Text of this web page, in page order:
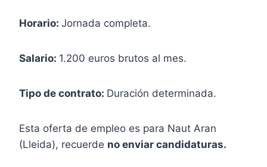
Horario: Jornada completa.
Salario: 1.200 euros brutos al mes.
Tipo de contrato: Duración determinada.
Esta oferta de empleo es para Naut Aran
(Lleida), recuerde no enviar candidaturas.